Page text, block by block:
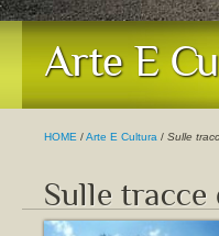
Arte E
HOME /Arte E Cultura / Sulle
Sulle tracce